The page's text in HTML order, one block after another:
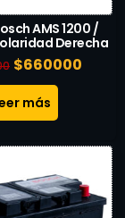
AMS 1200 /
Derecha
$660000
más